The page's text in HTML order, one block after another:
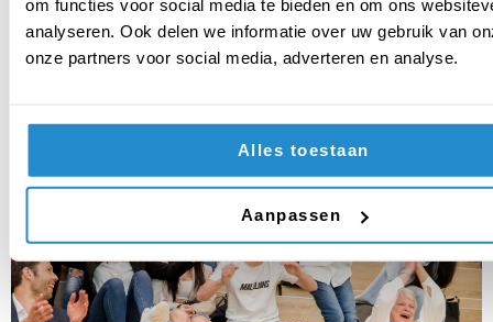
om functies voor social media te bieden en om ons
analyseren. Ook delen we informatie over uw gebruik van
onze partners voor social media, adverteren en analyse.
Alles toestaan
Aanpassen
Ook interessant voor jou